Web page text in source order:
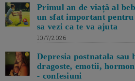
Primul an de viață al
un sfat important
sa vezi ca te va ajuta
10/7/2026
Depresia postnatala sau
dragoste, emotii,
- confesiuni